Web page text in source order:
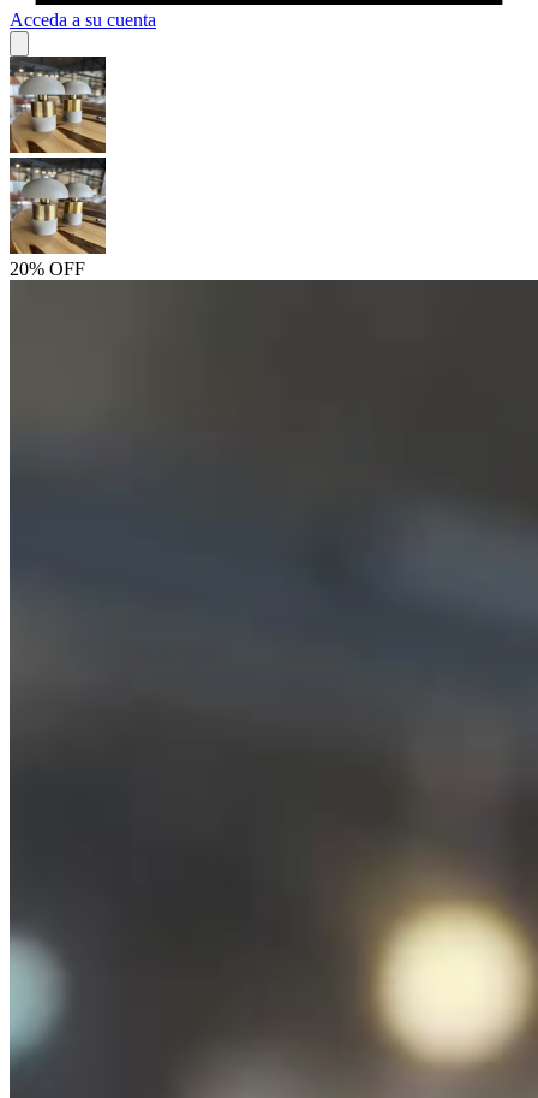
Acceda a su cuenta
20% OFF